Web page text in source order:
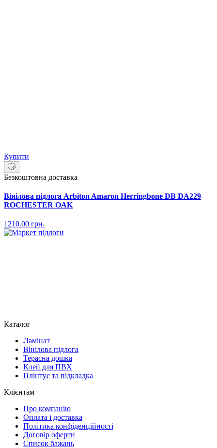
Купити
Безкоштовна доставка
Вінілова підлога Arbiton Amaron Herringbone DB DA229
ROCHESTER OAK
1210.00 грн.
Каталог
Ламінат
Вінілова підлога
Терасна дошка
Клей для ПВХ
Плінтус та підкладка
Клієнтам
Про компанію
Оплата і доставка
Політика конфіденційності
Договір оферти
Список бажань